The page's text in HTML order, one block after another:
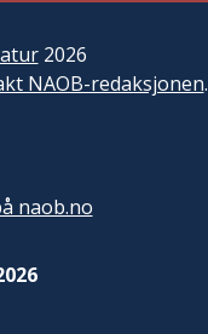
2026
NAOB-redaksjonen.
naob.no